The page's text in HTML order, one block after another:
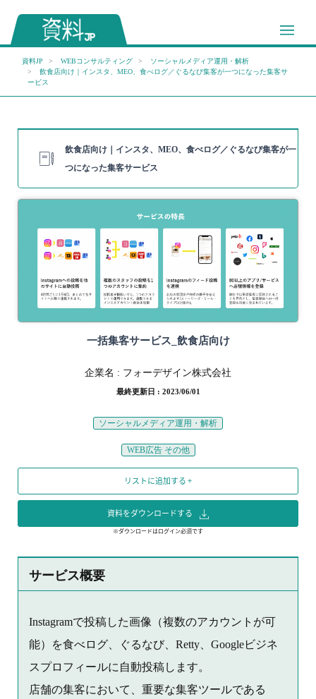
資料JP WEBコンサルティング
ソーシャルメディア運用・解析
飲食店向け｜インスタ、MEO、食べログ／ぐるなび集客が一つになった集客サ
ービス
飲食店向け｜インスタ、MEO、食べログ／ぐるなび集客が一
つになった集客サービス
一括集客サービス_飲食店向け
企業名 : フォーデザイン株式会社
最終更新日 : 2023/06/01
ソーシャルメディア運用・解析
WEB広告 その他
リストに追加する +
資料をダウンロードする
※ダウンロードはログイン必須です
サービス概要
Instagramで投稿した画像（複数のアカウントが可
能）を食べログ、ぐるなび、Retty、Googleビジネ
スプロフィールに自動投稿します。
店舗の集客において、重要な集客ツールである